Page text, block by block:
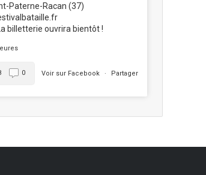
Paterne-Racan (37)
billetterie ouvrira bientôt !
Voir sur Facebook · Partager
0